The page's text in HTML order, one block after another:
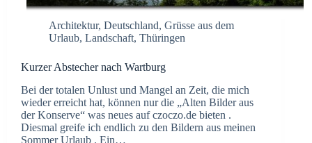
Architektur, Deutschland, Grüsse aus dem
Urlaub, Landschaft, Thüringen
Kurzer Abstecher nach Wartburg
Bei der totalen Unlust und Mangel an Zeit, die mich
wieder erreicht hat, können nur die „Alten Bilder aus
der Konserve“ was neues auf czoczo.de bieten .
Diesmal greife ich endlich zu den Bildern aus meinen
Sommer Urlaub . Ein…